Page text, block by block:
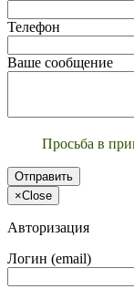
Телефон
Ваше сообщение
Просьба в
Отправить
×Close
Авторизация
Логин (email)